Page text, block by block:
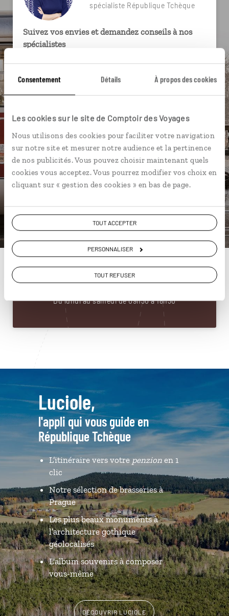
Consentement Détails À propos des cookies
Les cookies sur le site de Comptoir des Voyages
Nous utilisons des cookies pour faciliter votre navigation
sur notre site et mesurer notre audience et la pertinence
de nos publicités. Vous pouvez choisir maintenant quels
cookies vous acceptez. Vous pourrez modifier vos choix en
cliquant sur « gestion des cookies » en bas de page.
TOUT ACCEPTER
PERSONNALISER
TOUT REFUSER
spécialiste République Tchèque
Suivez vos envies et demandez conseils à nos
spécialistes
Ils sauront organiser votre itinéraire au plus
près de vos envies et de la réalité du pays.
Échangez en face à face ou depuis nos studios
téléphone.
Vous gardez le même interlocuteur avant,
pendant et après votre voyage.
DEMANDER UN DEVIS
ou
Construisez votre voyage avec un spécialiste
République Tchèque
01 86 95 65 13
Du lundi au samedi de 09h30 à 18h30
Luciole,
l'appli qui vous guide en
République Tchèque
L’itinéraire vers votre penzion en 1
clic
Notre sélection de brasseries à
Prague
Les plus beaux monuments à
l’architecture gothique
géolocalisés
L'album souvenirs à composer
vous-même
DÉCOUVRIR LUCIOLE